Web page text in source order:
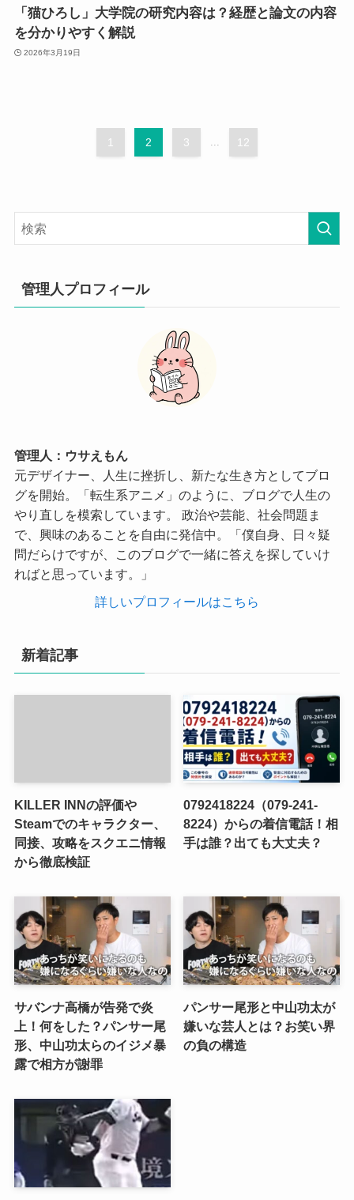
「猫ひろし」大学院の研究内容は？経歴と論文の内容
を分かりやすく解説
2026年3月19日
1 2 3 12
管理人プロフィール
管理人：ウサえもん
元デザイナー、人生に挫折し、新たな生き方としてブロ
グを開始。「転生系アニメ」のように、ブログで人生の
やり直しを模索しています。 政治や芸能、社会問題ま
で、興味のあることを自由に発信中。「僕自身、日々疑
問だらけですが、このブログで一緒に答えを探していけ
ればと思っています。」
詳しいプロフィールはこちら
新着記事
KILLER INNの評価や
Steamでのキャラクター、
同接、攻略をスクエニ情報
から徹底検証
0792418224（079-241-
8224）からの着信電話！相
手は誰？出ても大丈夫？
サバンナ高橋が告発で炎
上！何をした？パンサー尾
形、中山功太らのイジメ暴
露で相方が謝罪
パンサー尾形と中山功太が
嫌いな芸人とは？お笑い界
の負の構造